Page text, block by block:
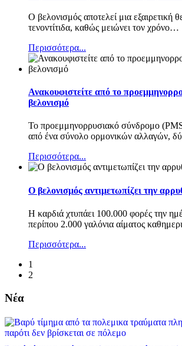
Ο βελονισμός αποτελεί μια εξαιρετική
τενοντίτιδα, καθώς μειώνει τον χρόνο…
Περισσότερα...
Ανακουφιστείτε από το
βελονισμό
Το προεμμηνορρυσιακό σύνδρομο
από ένα σύνολο ορμονικών αλλαγών,
Περισσότερα...
Ο βελονισμός αντιμετωπίζει την
Η καρδιά χτυπάει 100.000 φορές την
περίπου 2.000 γαλόνια αίματος
Περισσότερα...
1
2
Νέα